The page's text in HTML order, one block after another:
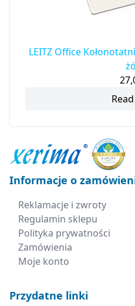
LEITZ Office
Informacje o
Reklamacje i zwroty
Regulamin sklepu
Polityka prywatności
Zamówienia
Moje konto
Przydatne linki